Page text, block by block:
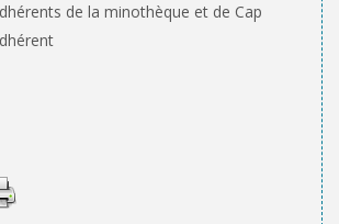
de la minothèque et de Cap